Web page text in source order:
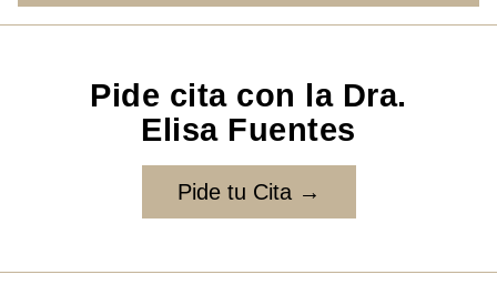
Pide cita con la Dra.
Elisa Fuentes
Pide tu Cita →